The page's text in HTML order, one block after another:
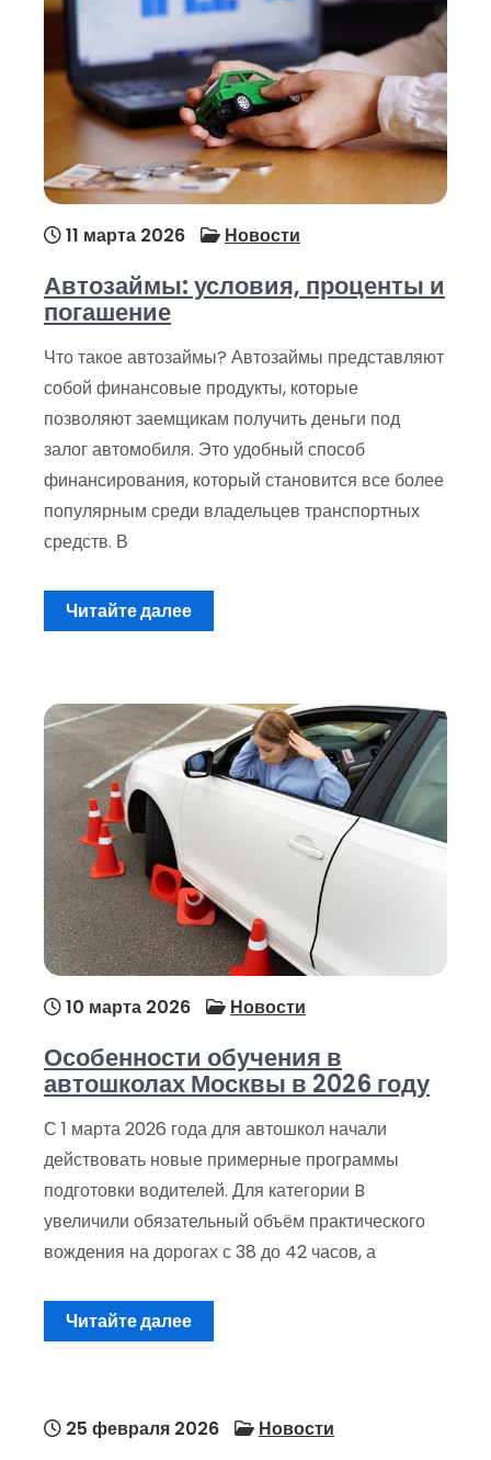
11 марта 2026 Новости
Автозаймы: условия, проценты и
погашение
Что такое автозаймы? Автозаймы представляют
собой финансовые продукты, которые
позволяют заемщикам получить деньги под
залог автомобиля. Это удобный способ
финансирования, который становится все более
популярным среди владельцев транспортных
средств. В
Читайте далее
10 марта 2026 Новости
Особенности обучения в
автошколах Москвы в 2026 году
С 1 марта 2026 года для автошкол начали
действовать новые примерные программы
подготовки водителей. Для категории B
увеличили обязательный объём практического
вождения на дорогах с 38 до 42 часов, а
Читайте далее
25 февраля 2026 Новости